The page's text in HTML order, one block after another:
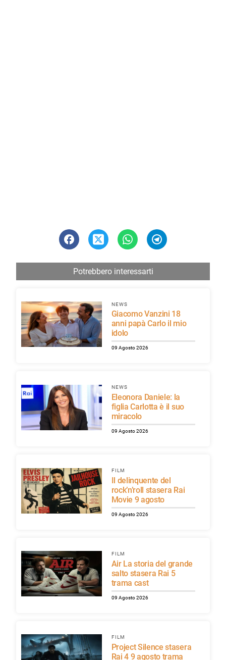
Potrebbero interessarti
NEWS
Giacomo Vanzini 18
anni papà Carlo il mio
idolo
09 Agosto 2026
NEWS
Eleonora Daniele: la
figlia Carlotta è il suo
miracolo
09 Agosto 2026
FILM
Il delinquente del
rock’n’roll stasera Rai
Movie 9 agosto
09 Agosto 2026
FILM
Air La storia del grande
salto stasera Rai 5
trama cast
09 Agosto 2026
FILM
Project Silence stasera
Rai 4 9 agosto trama